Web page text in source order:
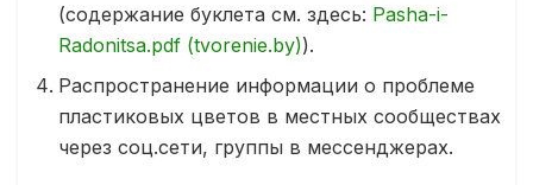
(содержание буклета см. здесь: Pasha-i-
Radonitsa.pdf (tvorenie.by)).
Распространение информации о проблеме
пластиковых цветов в местных сообществах
через соц.сети, группы в мессенджерах.